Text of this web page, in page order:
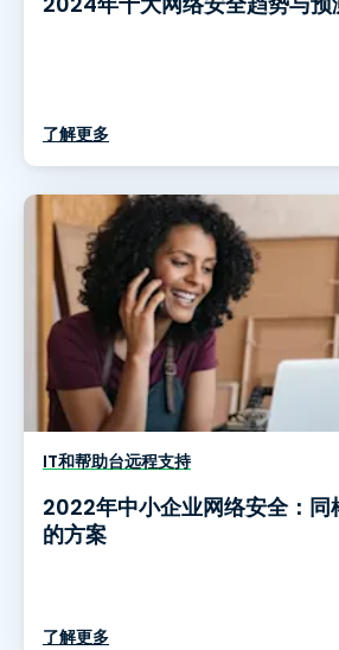
了解更多
IT和帮助台远程支持
2022年中小企业网络安全：同
的方案
了解更多